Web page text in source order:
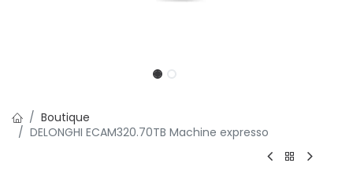
Boutique
DELONGHI ECAM320.70TB Machine expresso